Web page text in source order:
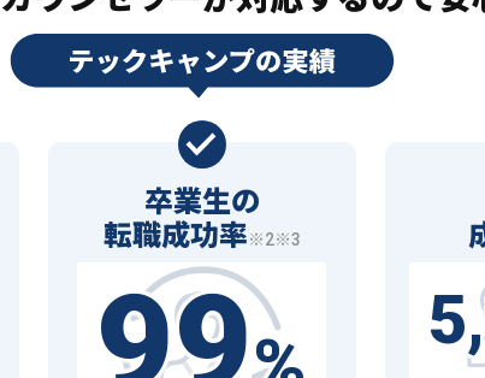
卒業生の
転職成功率※2※3
99